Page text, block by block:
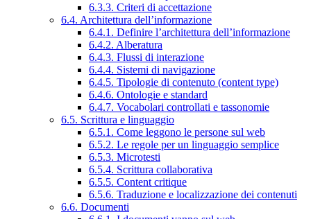
6.3.3. Criteri di accettazione
6.4. Architettura dell’informazione
6.4.1. Definire l’architettura dell’informazione
6.4.2. Alberatura
6.4.3. Flussi di interazione
6.4.4. Sistemi di navigazione
6.4.5. Tipologie di contenuto (content type)
6.4.6. Ontologie e standard
6.4.7. Vocabolari controllati e tassonomie
6.5. Scrittura e linguaggio
6.5.1. Come leggono le persone sul web
6.5.2. Le regole per un linguaggio semplice
6.5.3. Microtesti
6.5.4. Scrittura collaborativa
6.5.5. Content critique
6.5.6. Traduzione e localizzazione dei contenuti
6.6. Documenti